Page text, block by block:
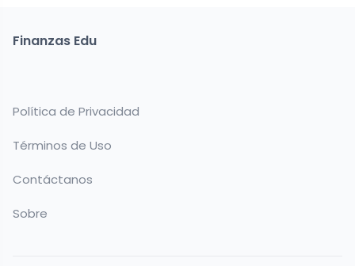
Finanzas Edu
Política de Privacidad
Términos de Uso
Contáctanos
Sobre